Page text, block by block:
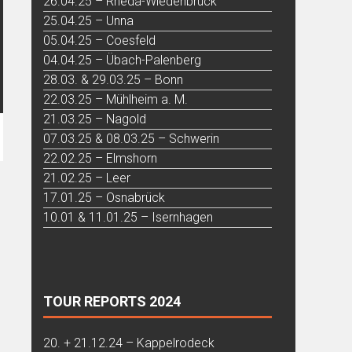
25.04.25 – Unna
05.04.25 – Coesfeld
04.04.25 – Übach-Palenberg
28.03. & 29.03.25 – Bonn
22.03.25 – Mühlheim a. M.
21.03.25 – Nagold
07.03.25 & 08.03.25 – Schwerin
22.02.25 – Elmshorn
21.02.25 – Leer
17.01.25 – Osnabrück
10.01 & 11.01.25 – Isernhagen
TOUR REPORTS 2024
20. + 21.12.24 – Kappelrodeck